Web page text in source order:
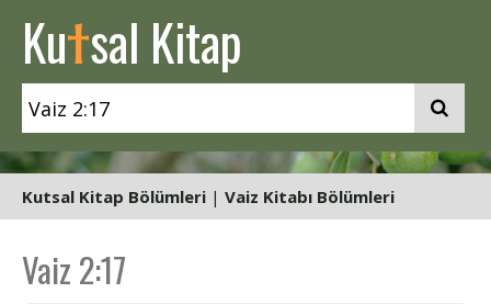
Kutsal Kitap
Kutsal Kitap Bölümleri | Vaiz Kitabı Bölümleri
Vaiz 2:17